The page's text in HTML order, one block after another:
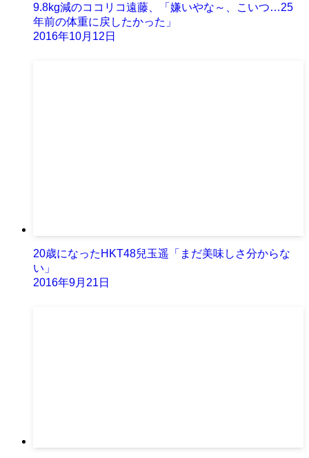
9.8kg減のココリコ遠藤、「嫌いやな～、こいつ…25
年前の体重に戻したかった」
2016年10月12日
20歳になったHKT48兒玉遥「まだ美味しさ分からな
い」
2016年9月21日